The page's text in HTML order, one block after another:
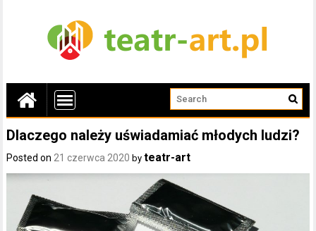
Dlaczego należy uświadamiać młodych ludzi?
Posted on 21 czerwca 2020 byteatr-art